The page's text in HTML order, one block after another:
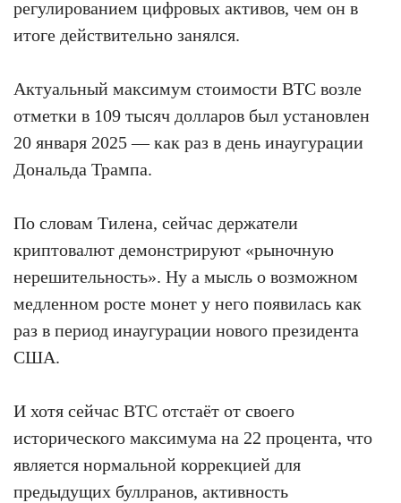
регулированием цифровых активов, чем он в
итоге действительно занялся.
Актуальный максимум стоимости BTC возле
отметки в 109 тысяч долларов был установлен
20 января 2025 — как раз в день инаугурации
Дональда Трампа.
По словам Тилена, сейчас держатели
криптовалют демонстрируют «рыночную
нерешительность». Ну а мысль о возможном
медленном росте монет у него появилась как
раз в период инаугурации нового президента
США.
И хотя сейчас BTC отстаёт от своего
исторического максимума на 22 процента, что
является нормальной коррекцией для
предыдущих буллранов, активность